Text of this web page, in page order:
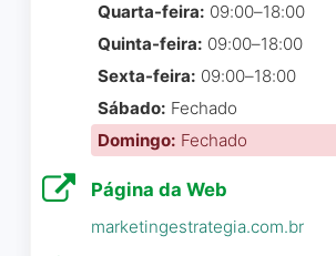
soluções criativas e
personalizadas ao
negócio.
a Iluck para quem
eficiência,
importa de
resultado da
Quarta-feira: 09:00–18:00
Quinta-feira: 09:00–18:00
Sexta-feira: 09:00–18:00
Sábado: Fechado
Domingo: Fechado
Página da Web
marketingestrategia.com.br